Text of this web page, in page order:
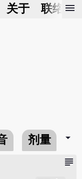
关于 联络我
menu
剂量 arrow_drop_down
subject